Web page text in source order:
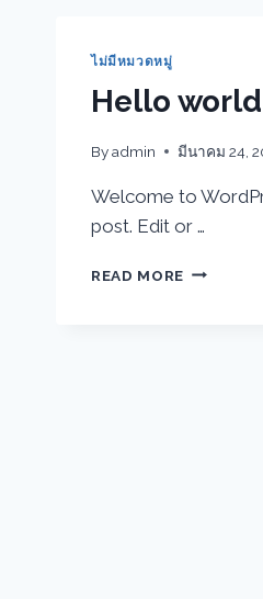
ไม่มีหมวดหมู่
Hello
Byadmin มีนาคม 24,
Welcome to
post. Edit or …
READ MORE HELLO